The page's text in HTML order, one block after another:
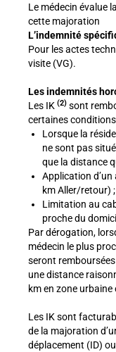
Le médecin évalue
cette majoration
L’indemnité
Pour les actes
visite (VG).
Les indemnités
Les IK (2) sont
certaines
Lorsque la
ne sont pas
que la distance
Application
km Aller/retour) ;
Limitation au
proche du
Par dérogation,
médecin le plus
seront
une distance
km en zone
Les IK sont
de la majoration
déplacement (ID)